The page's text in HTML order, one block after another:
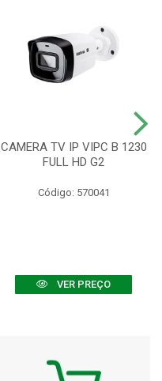
CAMERA TV IP VIPC B 1230
FULL HD G2
Código: 570041
VER PREÇO